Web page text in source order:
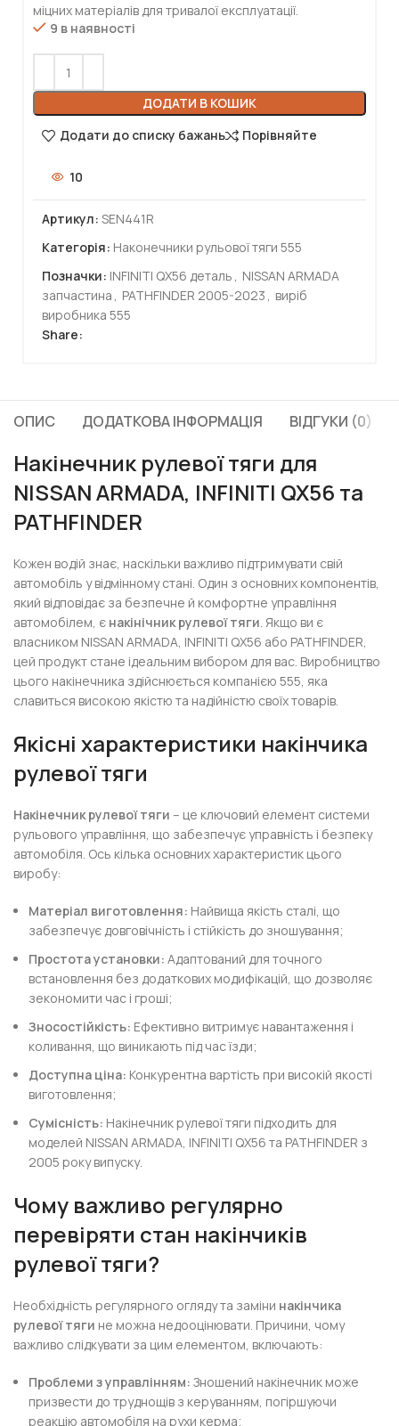
міцних матеріалів для тривалої експлуатації.
9 в наявності
ДОДАТИ В КОШИК
Додати до списку бажань
Порівняйте
10
Артикул: SEN441R
Категорія: Наконечники рульової тяги 555
Позначки: INFINITI QX56 деталь , NISSAN ARMADA
запчастина , PATHFINDER 2005-2023 , виріб
виробника 555
Share:
ОПИС ДОДАТКОВА ІНФОРМАЦІЯ ВІДГУКИ (0)
Накінечник рулевої тяги для
NISSAN ARMADA, INFINITI QX56 та
PATHFINDER
Кожен водій знає, наскільки важливо підтримувати свій
автомобіль у відмінному стані. Один з основних компонентів,
який відповідає за безпечне й комфортне управління
автомобілем, є накінічник рулевої тяги. Якщо ви є
власником NISSAN ARMADA, INFINITI QX56 або PATHFINDER,
цей продукт стане ідеальним вибором для вас. Виробництво
цього накінечника здійснюється компанією 555, яка
славиться високою якістю та надійністю своїх товарів.
Якісні характеристики накінчика
рулевої тяги
Накінечник рулевої тяги – це ключовий елемент системи
рульового управління, що забезпечує управність і безпеку
автомобіля. Ось кілька основних характеристик цього
виробу:
Матеріал виготовлення: Найвища якість сталі, що
забезпечує довговічність і стійкість до зношування;
Простота установки: Адаптований для точного
встановлення без додаткових модифікацій, що дозволяє
зекономити час і гроші;
Зносостійкість: Ефективно витримує навантаження і
коливання, що виникають під час їзди;
Доступна ціна: Конкурентна вартість при високій якості
виготовлення;
Сумісність: Накінечник рулевої тяги підходить для
моделей NISSAN ARMADA, INFINITI QX56 та PATHFINDER з
2005 року випуску.
Чому важливо регулярно
перевіряти стан накінчиків
рулевої тяги?
Необхідність регулярного огляду та заміни накінчика
рулевої тяги не можна недооцінювати. Причини, чому
важливо слідкувати за цим елементом, включають:
Проблеми з управлінням: Зношений накінечник може
призвести до труднощів з керуванням, погіршуючи
реакцію автомобіля на рухи керма;